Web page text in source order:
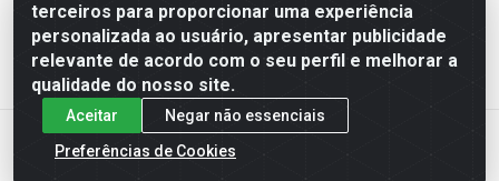
terceiros para proporcionar uma experiência
personalizada ao usuário, apresentar publicidade
relevante de acordo com o seu perfil e melhorar a
qualidade do nosso site.
Aceitar
Negar não essenciais
Preferências de Cookies
Distribuicao LTDA - Quadra Qi 10 Lotes 39 e, 41 - Setor
Industrial (Taguatinga), Brasília/DF - CEP 72.135-100 -
CNPJ 13.184.675/0001-80